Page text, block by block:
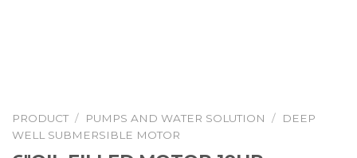
PRODUCT / PUMPS AND WATER SOLUTION /
DEEP
WELL SUBMERSIBLE MOTOR